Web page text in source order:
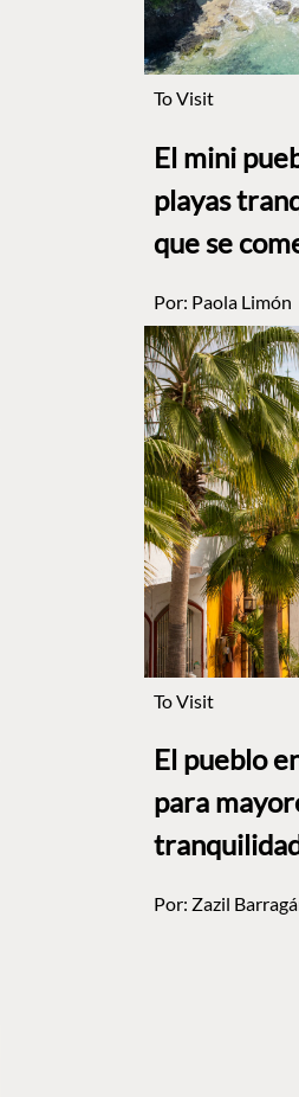
To Visit
El mini
playas
que se
Por: Paola Limón
To Visit
El pueblo
para
Por: Zazil